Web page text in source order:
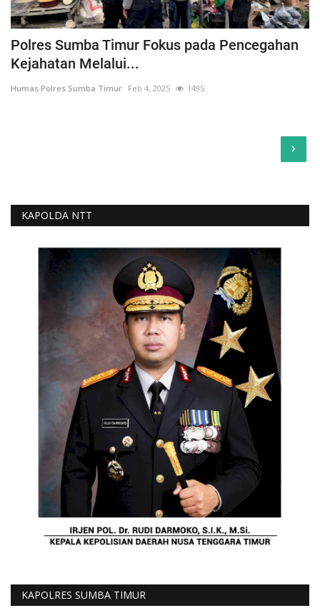
Polres Sumba Timur Fokus pada Pencegahan
Kejahatan Melalui...
Humas Polres Sumba Timur Feb 4, 2025 1495
›
KAPOLDA NTT
KAPOLRES SUMBA TIMUR